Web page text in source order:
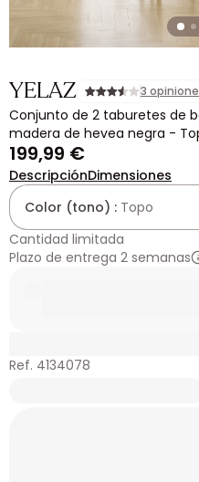
YELAZ 3
Conjunto de 2 taburetes de
madera de hevea negra -
199,99 €
DescripciónDimensiones
Color (tono) : Topo
Cantidad limitada
Plazo de entrega 2 semanas
Ref. 4134078